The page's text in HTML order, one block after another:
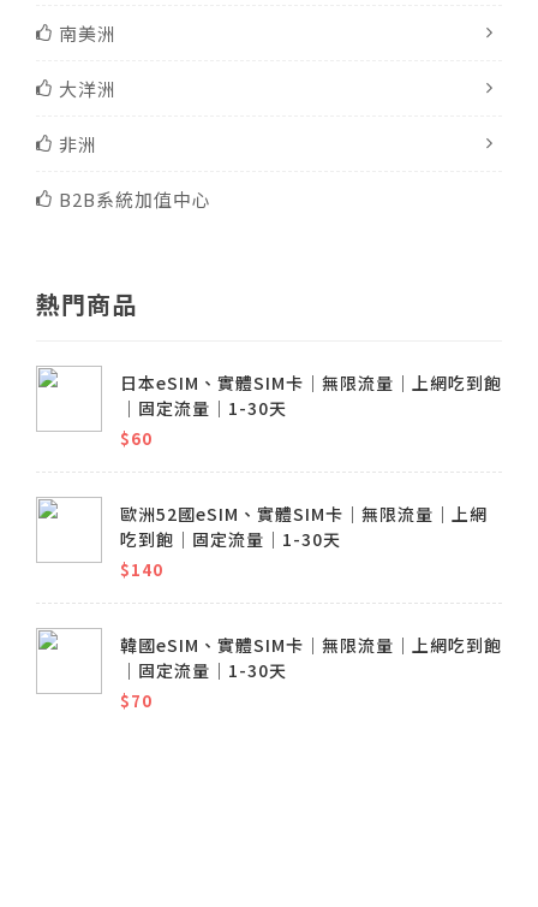
南美洲
大洋洲
非洲
B2B系統加值中心
熱門商品
日本eSIM、實體SIM卡│無限流量│上網吃到飽
│固定流量│1-30天
$60
歐洲52國eSIM、實體SIM卡│無限流量│上網
吃到飽│固定流量│1-30天
$140
韓國eSIM、實體SIM卡│無限流量│上網吃到飽
│固定流量│1-30天
$70